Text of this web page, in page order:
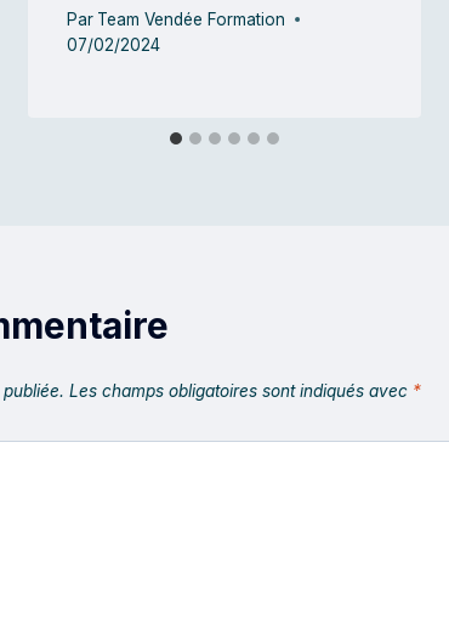
Par Team Vendée Formation
07/02/2024
Les champs obligatoires sont indiqués avec *